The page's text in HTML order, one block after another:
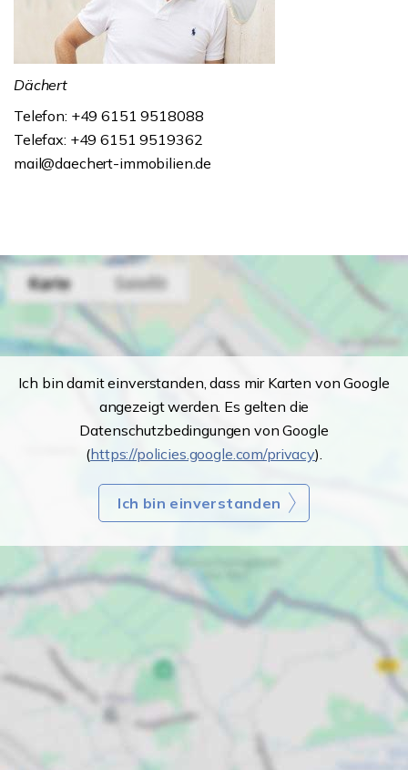
Dächert
Telefon: +49 6151 9518088
Telefax: +49 6151 9519362
mail@daechert-immobilien.de
Ich bin damit einverstanden, dass mir Karten von Google
angezeigt werden. Es gelten die
Datenschutzbedingungen von Google
(https://policies.google.com/privacy).
Ich bin einverstanden